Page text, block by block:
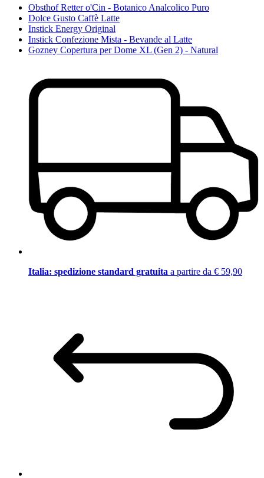
Obsthof Retter o'Cin - Botanico Analcolico Puro
Dolce Gusto Caffè Latte
Instick Energy Original
Instick Confezione Mista - Bevande al Latte
Gozney Copertura per Dome XL (Gen 2) - Natural
Italia: spedizione standard gratuita a partire da € 59,90